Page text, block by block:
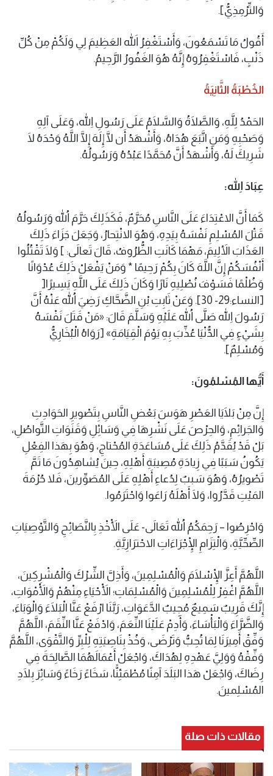
وَالتِّرْمِذِيُّ].
أَقُولُ مَا تَسْمَعُونَ، وَأَسْتَغْفِرُ اللهَ العَظِيمَ لِي وَلَكُمْ مِنْ كُلِّ
ذَنْبٍ، فَاسْتَغْفِرُوهُ إِنَّهُ هُوَ الغَفُورُ الرَّحِيمُ.
الخُطْبَةُ الثَّانِيَةُ
الحَمْدُ لِلَّهِ، وَالصَّلَاةُ وَالسَّلَامُ عَلَى رَسُولِ اللهِ، وَعَلَى آلِهِ
وَصَحْبِهِ وَمَنِ اتَّبَعَ هُدَاهُ، وَأَشْهَدُ أَن لَّا إِلَهَ إِلَّا اللَّهُ وَحْدَهُ لَا
شَرِيكَ لَهُ، وَأَشْهَدُ أَنَّ مُحَمَّدًا عَبْدُهُ وَرَسُولُهُ.
عِبَادَ اللهِ:
كَمَا أَنَّ الاعْتِدَاءَ عَلَى النَّاسِ مُحَرَّمٌ، فَكَذَلِكَ حَرَّمَ اللهُ وَرَسُولُهُ
قَتْلَ المُسْلِمِ نَفْسَهُ بِيَدِهِ، وَهُوَ الانْتِحارُ، وَجَعَلَ جَزَاءَ ذَلِكَ
العَذَابَ الأَلِيمَ، مَهْمَا كَانَتِ الظُّرُوفُ، قَالَ تَعالَى: ] وَلَا تَقْتُلُوا
أَنْفُسَكُمْ إِنَّ اللَّهَ كَانَ بِكُمْ رَحِيمًا * وَمَنْ يَفْعَلْ ذَلِكَ عُدْوَانًا
وَظُلْمًا فَسَوْفَ نُصْلِيهِ نَارًا وَكَانَ ذَلِكَ عَلَى اللَّهِ يَسِيرًا[
[النساء:29- 30]. وَعَنْ ثَابِتِ بْنِ الضَّحَّاكِ رَضِيَ اللهُ عَنْهُ أَنَّ
رَسُولَ اللهِ صَلَّى اللهُ عَلَيْهِ وَسَلَّمَ قَالَ: «مَنْ قَتَلَ نَفْسَهُ
بِشَيْءٍ فِي الدُّنْيَا عُذِّبَ بِهِ يَوْمَ الْقِيَامَةِ» [رَوَاهُ الْبُخَارِيُّ
وَمُسْلِمٌ].
أَيُّها المُسْلمُونَ:
إِنَّ مِنْ بَلَايَا العَصْرِ هَوَسَ بَعْضِ النَّاسِ بِتَصْويرِ الحَوَادِثِ
وَالجَرائِمِ، وَالحِرْصَ عَلَى نَشْرِهَا فِي وَسَائِلِ وَقَنَوَاتِ التَّواصُلِ،
بَلْ قَدْ يُقَدَّمُ ذَلِكَ عَلَى مُسَاعَدَةِ المُحْتاجِ، وَهُوَ بِهَذا الفِعْلِ
يَكُونُ سَبَبًا فِي زِيادَةِ مُصِيبَةِ أَهْلِهِ، حِينَ يُشاهِدُونَ مَا تَمَّ
تَصْويرُهُ، وَهُوَ سَببٌ لِدُعاءِ أَهْلِهِ عَلَى المُصَوِّرينَ، فَلا حُرْمَةَ
المَيْتِ قَدَّرُوا، وَلَا أَهْلَهُ رَاعَوا وَاحْتَرَمُوا.
وَاحْرِصُوا – رَحِمَكُمُ اللهُ تَعَالَى- عَلَى الْأَخْذِ بِالنَّصَائِحِ وَالتَّوْصِيَاتِ
الصِّحِّيَّةِ، وَالْتِزَامِ الْإِجْرَاءَاتِ الاحْترَازِيَّةِ.
اللَّهُمَّ أَعِزَّ الْإِسْلَامَ وَالْمُسْلِمِينَ، وَأَذِلَّ الشِّرْكَ وَالْمُشْرِكِينَ،
اللَّهُمَّ اغْفِرْ لِلْمُسْلِمِينَ وَالْمُسْلِمَاتِ؛ الْأَحْيَاءِ مِنْهُمْ وَالْأَمْوَاتِ،
إِنَّكَ قَرِيبٌ سَمِيعٌ مُجِيبٌ الدَّعَوَاتِ، رَبَّنَا ارْفَعْ عَنَّا الْبَلَاءَ وَالْوَبَاءَ،
وَالضَّرَّاءَ وَالْبَأْسَاءَ، وَأَدِمْ عَلَيْنَا النِّعَمَ، وَادْفَعْ عَنَّا النِّقَمَ، اللَّهُمَّ
وَفِّقْ أَمِيرَنَا لِمَا تُحِبُّ وَتَرْضَى، وَخُذْ بِنَاصِيَتِهِ لِلْبِرِّ وَالتَّقْوَى، اللَّهُمَّ
وَفِّقْهُ وَوَلِيَّ عَهْدِهِ لِهُدَاكَ، وَاجْعَلْ أَعْمَالَهُمَا الصَّالِحَةَ فِي
رِضَاكَ، وَاجْعَلْ هَذا البَلَدَ آمِنًا مُطْمَئِنًّا، سَخَاءً رَخَاءً وَسَائِرَ بِلَادِ
المُسْلِمينَ.
مقالات ذات صلة